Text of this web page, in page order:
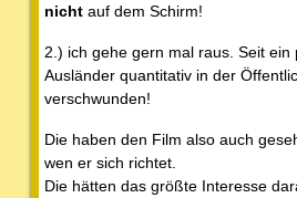
nicht auf dem Schirm!
2.) ich gehe gern mal raus. Seit ein
Ausländer quantitativ in der
verschwunden!
Die haben den Film also auch
wen er sich richtet.
Die hätten das größte Interesse